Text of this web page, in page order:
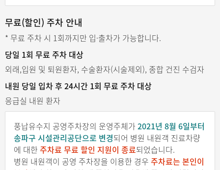
무료(할인) 주차 안내
* 무료 주차 시 1회까지만 입·출차가 가능합니다.
당일 1회 무료 주차 대상
외래,입원 및 퇴원환자, 수술환자(시술제외), 종합 건진 수검자
내원 당일 입차 후 24시간 1회 무료 주차 대상
응급실 내원 환자
풍납유수지 공영주차장의 운영주체가2021년 8월 6일부터
송파구 시설관리공단으로 변경되어 병원 내원객 진료차량
에 대한 주차료 무료 할인 지원이 종료되었습니다.
병원 내원객이 공영 주차장을 이용한 경우 주차료는 본인이